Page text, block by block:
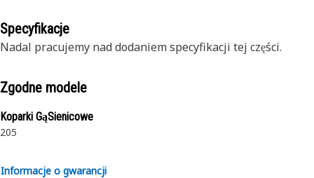
Specyfikacje
Nadal pracujemy nad dodaniem specyfikacji tej części.
Zgodne modele
Koparki GąSienicowe
205
Informacje o gwarancji